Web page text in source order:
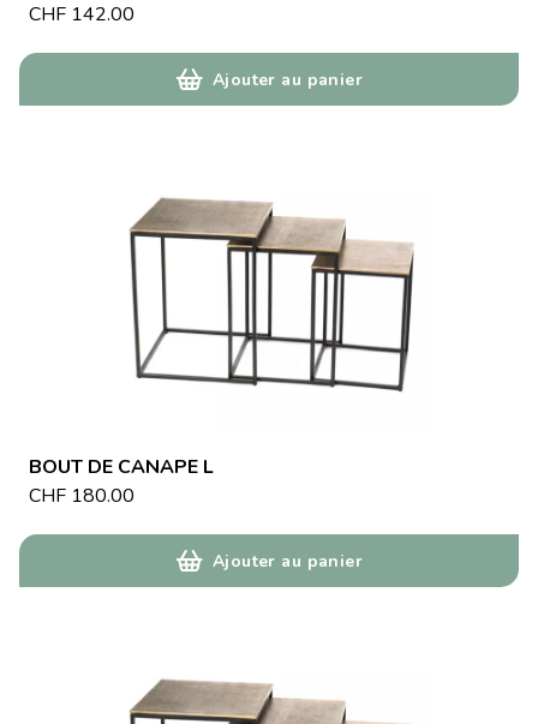
CHF 142.00
Ajouter au panier
BOUT DE CANAPE L
CHF 180.00
Ajouter au panier